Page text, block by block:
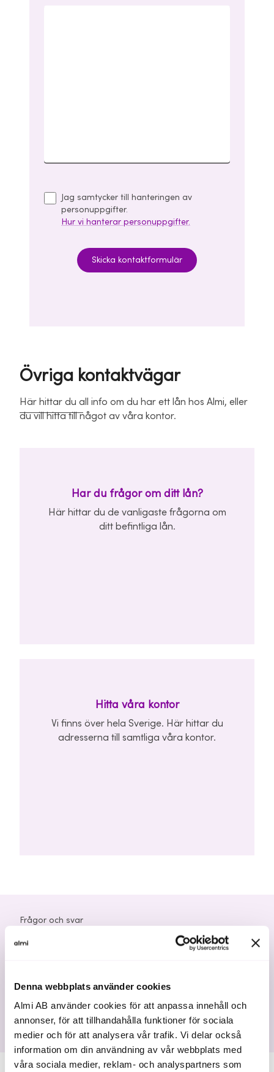
Denna webbplats använder cookies
Almi AB använder cookies för att anpassa innehåll och
annonser, för att tillhandahålla funktioner för sociala
medier och för att analysera vår trafik. Vi delar också
information om din användning av vår webbplats med
våra sociala medier, reklam- och analyspartners som
Jag samtycker till hanteringen av
personuppgifter.
Hur vi hanterar personuppgifter.
Skicka kontaktformulär
Övriga kontaktvägar
Här hittar du all info om du har ett lån hos Almi, eller
du vill hitta till något av våra kontor.
Har du frågor om ditt lån?
Här hittar du de vanligaste frågorna om
ditt befintliga lån.
Hitta våra kontor
Vi finns över hela Sverige. Här hittar du
adresserna till samtliga våra kontor.
Frågor och svar
Här hittar du de vanligaste frågorna om hur Almi kan
hjälpa dig.